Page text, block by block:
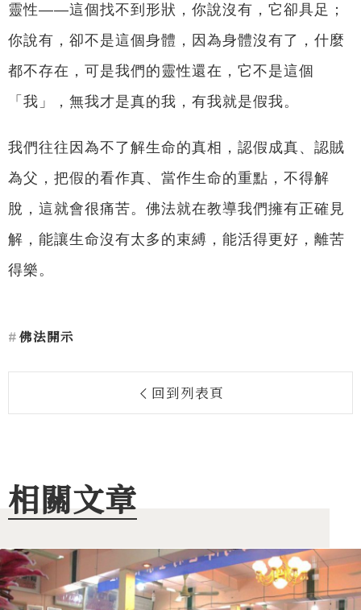
靈性——這個找不到形狀，你說沒有，它卻具足；
你說有，卻不是這個身體，因為身體沒有了，什麼
都不存在，可是我們的靈性還在，它不是這個
「我」，無我才是真的我，有我就是假我。
我們往往因為不了解生命的真相，認假成真、認賊
為父，把假的看作真、當作生命的重點，不得解
脫，這就會很痛苦。佛法就在教導我們擁有正確見
解，能讓生命沒有太多的束縛，能活得更好，離苦
得樂。
佛法開示
回到列表頁
相關文章